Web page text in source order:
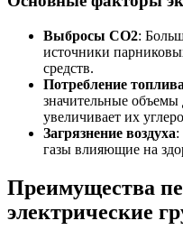
Выбросы CO2:
источники
средств.
Потребление топлива
значительные объемы
увеличивает их
Загрязнение воздуха:
газы влияющие на
Преимущества
электрические